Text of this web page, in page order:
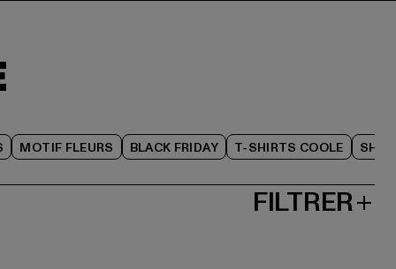
MOTIF FLEURS BLACK FRIDAY T-SHIRTS COOLE
FILTRER